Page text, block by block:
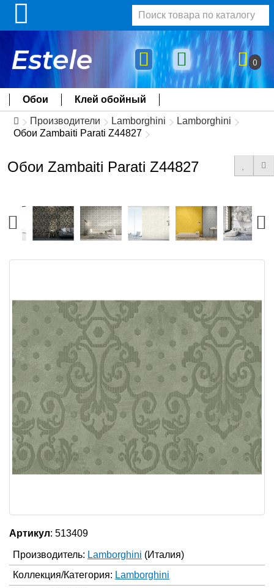
0
Обои Клей обойный
Производители Lamborghini
Lamborghini
Обои Zambaiti Parati Z44827
Обои Zambaiti Parati Z44827
Артикул: 513409
Производитель: Lamborghini (Италия)
Коллекция/Категория: Lamborghini